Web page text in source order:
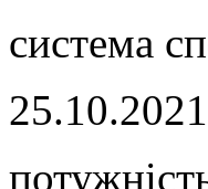
система
25.10.2021